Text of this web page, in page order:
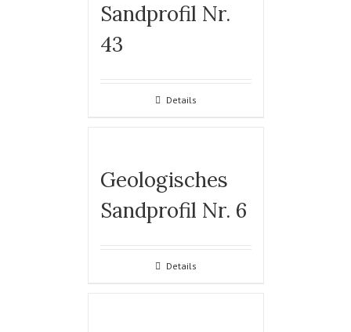
Sandprofil Nr.
43
Details
Geologisches
Sandprofil Nr. 6
Details